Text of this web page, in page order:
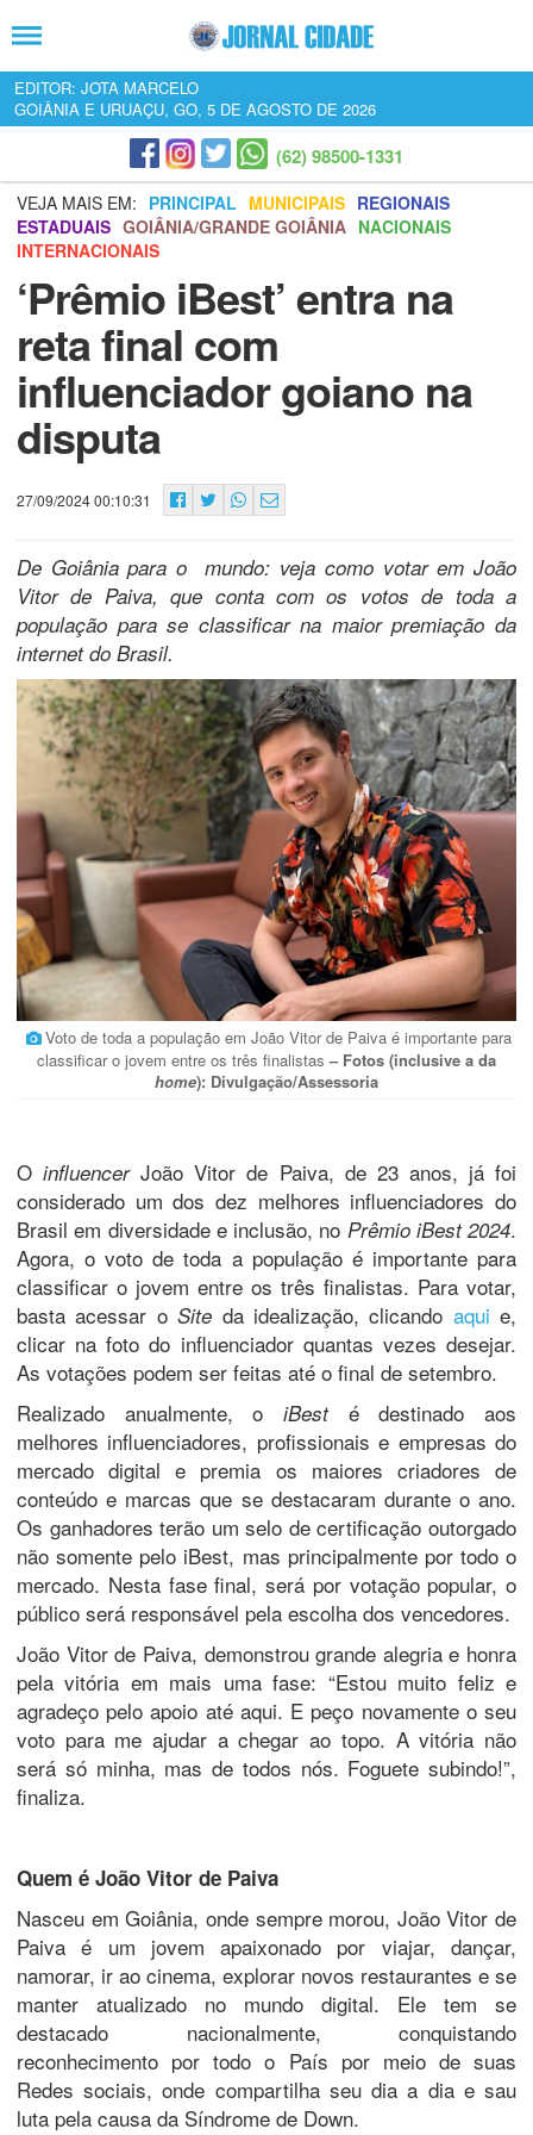
EDITOR: JOTA MARCELO
GOIÂNIA E URUAÇU, GO, 5 DE AGOSTO DE 2026
(62) 98500-1331
VEJA MAIS EM: PRINCIPAL MUNICIPAIS REGIONAIS
ESTADUAIS GOIÂNIA/GRANDE GOIÂNIA NACIONAIS
INTERNACIONAIS
‘Prêmio iBest’ entra na
reta final com
influenciador goiano na
disputa
27/09/2024 00:10:31
De Goiânia para o mundo: veja como votar em João
Vitor de Paiva, que conta com os votos de toda a
população para se classificar na maior premiação da
internet do Brasil.
Voto de toda a população em João Vitor de Paiva é importante para
classificar o jovem entre os três finalistas – Fotos (inclusive a da
home): Divulgação/Assessoria
OinfluencerJoão Vitor de Paiva, de 23 anos, já foi
considerado um dos dez melhores influenciadores do
Brasil em diversidade e inclusão, no Prêmio iBest 2024.
Agora, o voto de toda a população é importante para
classificar o jovem entre os três finalistas. Para votar,
basta acessar oSite da idealização, clicando aqui e,
clicar na foto do influenciador quantas vezes desejar.
As votações podem ser feitas até o final de setembro.
Realizado anualmente, o iBesté destinado aos
melhores influenciadores, profissionais e empresas do
mercado digital e premia os maiores criadores de
conteúdo e marcas que se destacaram durante o ano.
Os ganhadores terão um selo de certificação outorgado
não somente pelo iBest, mas principalmente por todo o
mercado. Nesta fase final, será por votação popular, o
público será responsável pela escolha dos vencedores.
João Vitor de Paiva, demonstrou grande alegria e honra
pela vitória em mais uma fase: “Estou muito feliz e
agradeço pelo apoio até aqui. E peço novamente o seu
voto para me ajudar a chegar ao topo. A vitória não
será só minha, mas de todos nós. Foguete subindo!”,
finaliza.
Quem é João Vitor de Paiva
Nasceu em Goiânia, onde sempre morou, João Vitor de
Paiva é um jovem apaixonado por viajar, dançar,
namorar, ir ao cinema, explorar novos restaurantes e se
manter atualizado no mundo digital. Ele tem se
destacado nacionalmente, conquistando
reconhecimento por todo o País por meio de suas
Redes sociais, onde compartilha seu dia a dia e sau
luta pela causa da Síndrome de Down.